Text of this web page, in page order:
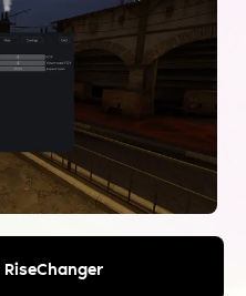
RiseChanger